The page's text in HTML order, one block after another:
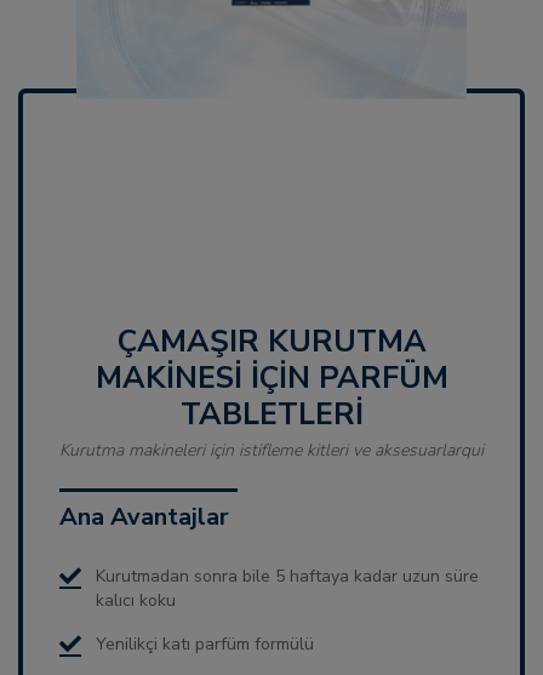
ÇAMAŞIR KURUTMA
MAKINESI IÇIN PARFÜM
TABLETLERI
Kurutma makineleri için istifleme kitleri ve aksesuarlarqui
Ana Avantajlar
Kurutmadan sonra bile 5 haftaya kadar uzun süre
kalıcı koku
Yenilikçi katı parfüm formülü